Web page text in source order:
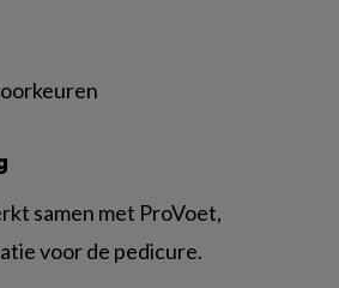
samen met ProVoet,
voor de pedicure.